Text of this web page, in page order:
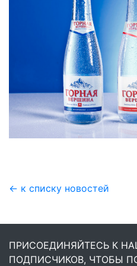
← к списку новостей
ПРИСОЕДИНЯЙТЕСЬ К
ПОДПИСЧИКОВ, ЧТОБЫ